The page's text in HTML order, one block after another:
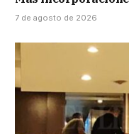
7 de agosto de 2026